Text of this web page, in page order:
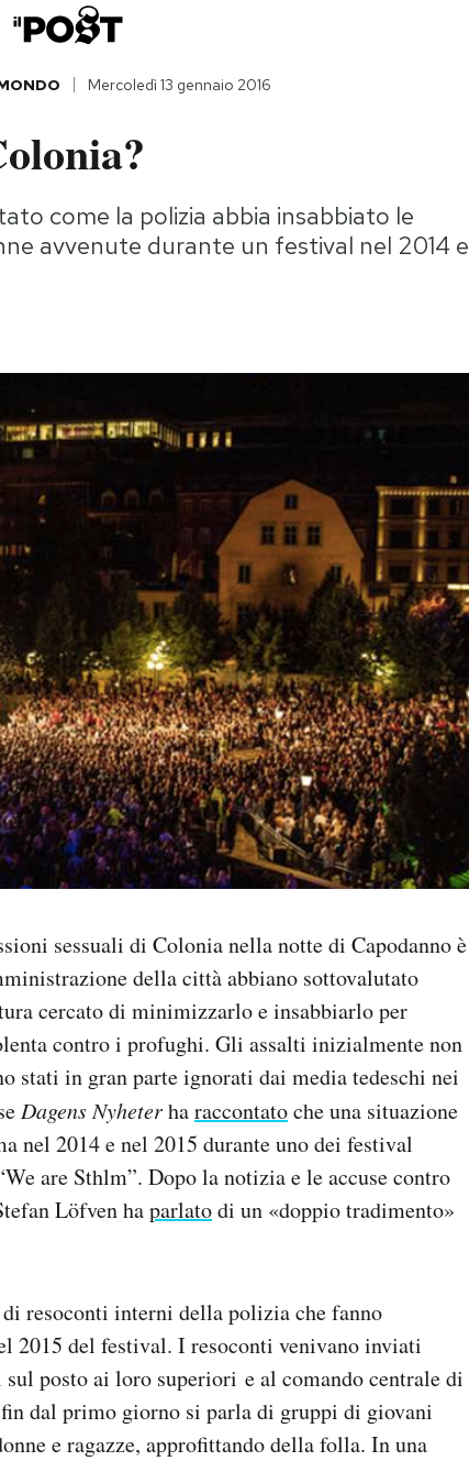
Mercoledì 13 gennaio 2016
come la polizia abbia insabbiato le
avvenute durante un festival nel 2014 e
sessuali di Colonia nella notte di Capodanno è
della città abbiano sottovalutato
cercato di minimizzarlo e insabbiarlo per
contro i profughi. Gli assalti inizialmente non
stati in gran parte ignorati dai media tedeschi nei
Dagens Nyheterharaccontatoche una situazione
nel 2014 e nel 2015 durante uno dei festival
are Sthlm”. Dopo la notizia e le accuse contro
Löfven haparlatodi un «doppio tradimento»
resoconti interni della polizia che fanno
2015 del festival. I resoconti venivano inviati
posto ai loro superiori e al comando centrale di
dal primo giorno si parla di gruppi di giovani
e ragazze, approfittando della folla. In una